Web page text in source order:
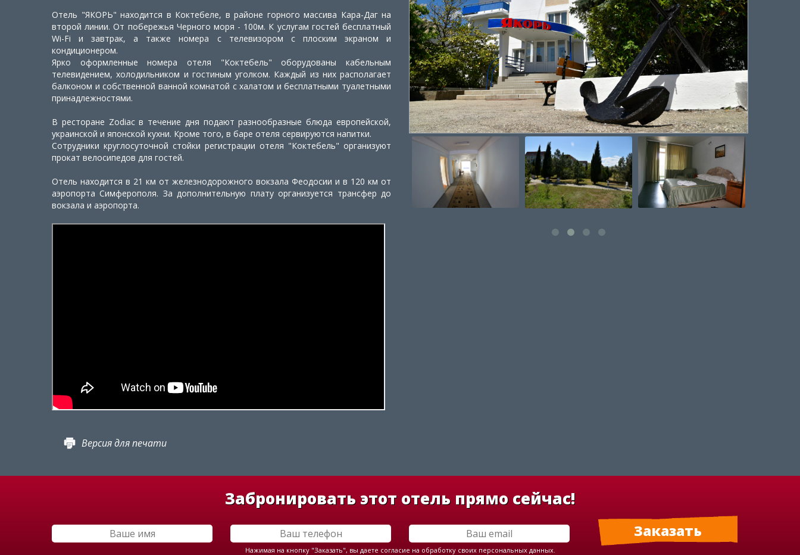
Отель "ЯКОРЬ" находится в Коктебеле, в районе горного массива Кара-Даг на
второй линии. От побережья Черного моря - 100м. К услугам гостей бесплатный
Wi-Fi и завтрак, а также номера с телевизором с плоским экраном и
кондиционером.
Ярко оформленные номера отеля "Коктебель" оборудованы кабельным
телевидением, холодильником и гостиным уголком. Каждый из них располагает
балконом и собственной ванной комнатой с халатом и бесплатными туалетными
принадлежностями.
В ресторане Zodiac в течение дня подают разнообразные блюда европейской,
украинской и японской кухни. Кроме того, в баре отеля сервируются напитки.
Сотрудники круглосуточной стойки регистрации отеля "Коктебель" организуют
прокат велосипедов для гостей.
Отель находится в 21 км от железнодорожного вокзала Феодосии и в 120 км от
аэропорта Симферополя. За дополнительную плату организуется трансфер до
вокзала и аэропорта.
Версия для печати
Забронировать этот отель прямо сейчас!
Нажимая на кнопку "Заказать", вы даете согласие на обработку своих персональных данных.